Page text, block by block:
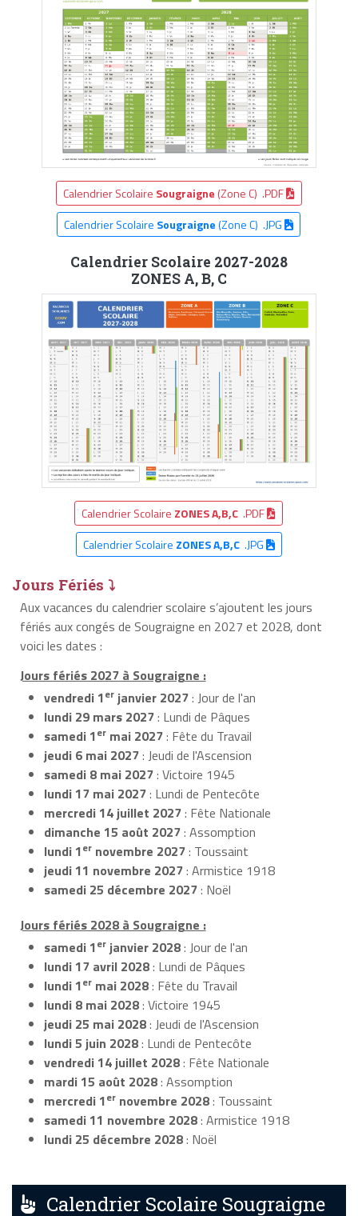
Calendrier Scolaire Sougraigne (Zone C) .PDF
Calendrier Scolaire Sougraigne(Zone C) .JPG
Calendrier Scolaire 2027-2028
ZONES A, B, C
Calendrier Scolaire ZONES A,B,C .PDF
Calendrier Scolaire ZONES A,B,C.JPG
Jours Fériés ⤵
Aux vacances du calendrier scolaire s’ajoutent les jours
fériés aux congés de Sougraigne en 2027 et 2028, dont
voici les dates :
Jours fériés 2027 à Sougraigne :
vendredi 1er janvier 2027: Jour de l'an
lundi 29 mars 2027: Lundi de Pâques
samedi 1er mai 2027: Fête du Travail
jeudi 6 mai 2027: Jeudi de l'Ascension
samedi 8 mai 2027: Victoire 1945
lundi 17 mai 2027: Lundi de Pentecôte
mercredi 14 juillet 2027: Fête Nationale
dimanche 15 août 2027: Assomption
lundi 1er novembre 2027: Toussaint
jeudi 11 novembre 2027: Armistice 1918
samedi 25 décembre 2027: Noël
Jours fériés 2028 à Sougraigne :
samedi 1er janvier 2028: Jour de l'an
lundi 17 avril 2028: Lundi de Pâques
lundi 1er mai 2028: Fête du Travail
lundi 8 mai 2028: Victoire 1945
jeudi 25 mai 2028: Jeudi de l'Ascension
lundi 5 juin 2028: Lundi de Pentecôte
vendredi 14 juillet 2028: Fête Nationale
mardi 15 août 2028: Assomption
mercredi 1er novembre 2028: Toussaint
samedi 11 novembre 2028: Armistice 1918
lundi 25 décembre 2028: Noël
Calendrier Scolaire Sougraigne